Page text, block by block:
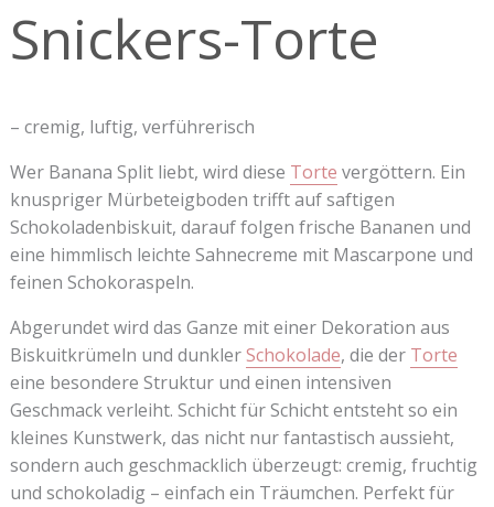
Snickers-Torte
– cremig, luftig, verführerisch
Wer Banana Split liebt, wird diese Torte vergöttern. Ein
knuspriger Mürbeteigboden trifft auf saftigen
Schokoladenbiskuit, darauf folgen frische Bananen und
eine himmlisch leichte Sahnecreme mit Mascarpone und
feinen Schokoraspeln.
Abgerundet wird das Ganze mit einer Dekoration aus
Biskuitkrümeln und dunklerSchokolade, die der Torte
eine besondere Struktur und einen intensiven
Geschmack verleiht. Schicht für Schicht entsteht so ein
kleines Kunstwerk, das nicht nur fantastisch aussieht,
sondern auch geschmacklich überzeugt: cremig, fruchtig
und schokoladig – einfach ein Träumchen. Perfekt für